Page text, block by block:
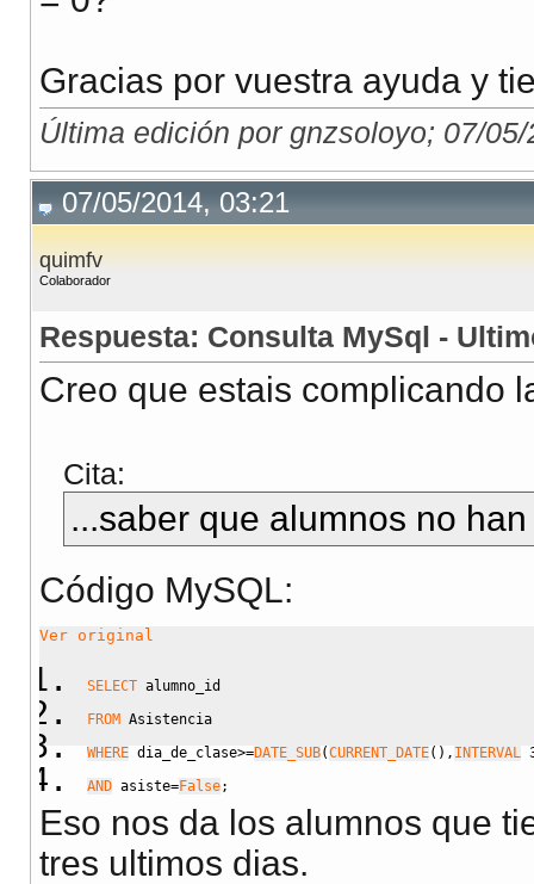
Gracias por vuestra ayuda y
Última edición por gnzsoloyo; 07/
07/05/2014, 03:21
quimfv
Colaborador
Respuesta: Consulta MySql -
Creo que estais complicando
Cita:
...saber que alumnos no
Código MySQL:
Ver original
SELECT alumno_id
FROM Asistencia
WHERE dia_de_clase>=DATE_SUB(CURRENT_DATE( ) , INTERVAL
AND asiste=False;
Eso nos da los alumnos que
tres ultimos dias.